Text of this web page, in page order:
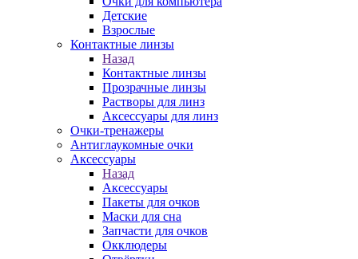
Детские
Взрослые
Контактные линзы
Назад
Контактные линзы
Прозрачные линзы
Растворы для линз
Аксессуары для линз
Очки-тренажеры
Антиглаукомные очки
Аксессуары
Назад
Аксессуары
Пакеты для очков
Маски для сна
Запчасти для очков
Окклюдеры